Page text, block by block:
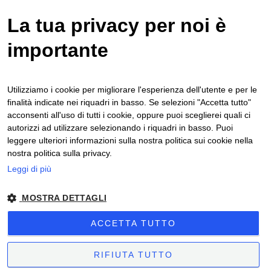
Iscriviti su WhatsApp
Iscrivendoti alla newsletter, accetti di ricevere
nel rispetto della normativa sulla privacy per l’invio di
newsletter e comunicazioni promozionali.
Iscriviti
Ho letto e compreso la
Phasellus finibus ornare sollicitudin. Nam vitae metus
condizioni|Privacy policy|Cookie policy|Codice etico|
Etinet 2025 P.iva 03203840040 | Codice Destinatario
9KX6LE7
La tua privacy per noi è
importante
Utilizziamo i cookie per migliorare l'esperienza dell'utente e per le
finalità indicate nei riquadri in basso. Se selezioni "Accetta tutto"
acconsenti all'uso di tutti i cookie, oppure puoi sceglierei quali ci
autorizzi ad utilizzare selezionando i riquadri in basso. Puoi
leggere ulteriori informazioni sulla nostra politica sui cookie nella
nostra politica sulla privacy.
Leggi di più
MOSTRA DETTAGLI
ACCETTA TUTTO
RIFIUTA TUTTO